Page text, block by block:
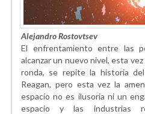
Alejandro Rostovtsev
El enfrentamiento entre las
alcanzar un nuevo nivel, esta
ronda, se repite la historia
Reagan, pero esta vez la
espacio no es ilusoria ni un
espacio y las industrias